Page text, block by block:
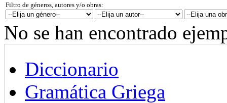
Filtro de géneros, autores y/o obras:
No se han encontrado
Diccionario
Gramática Griega